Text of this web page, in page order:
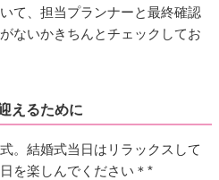
て、担当プランナーと最終確認
ないかきちんとチェックしてお
えるために
。結婚式当日はリラックスして
を楽しんでください＊*